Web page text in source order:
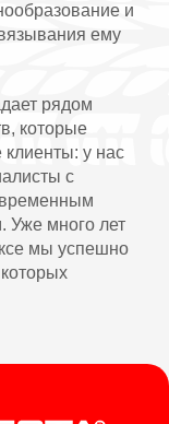
и
ему
рядом
которые
у нас
с
Уже много лет
мы успешно